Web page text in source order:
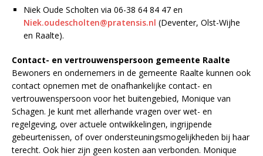
Niek Oude Scholten via 06-38 64 84 47 en
Niek.oudescholten@pratensis.nl (Deventer, Olst-Wijhe
en Raalte).
Contact- en vertrouwenspersoon gemeente Raalte
Bewoners en ondernemers in de gemeente Raalte kunnen ook
contact opnemen met de onafhankelijke contact- en
vertrouwenspersoon voor het buitengebied, Monique van
Schagen. Je kunt met allerhande vragen over wet- en
regelgeving, over actuele ontwikkelingen, ingrijpende
gebeurtenissen, of over ondersteuningsmogelijkheden bij haar
terecht. Ook hier zijn geen kosten aan verbonden. Monique